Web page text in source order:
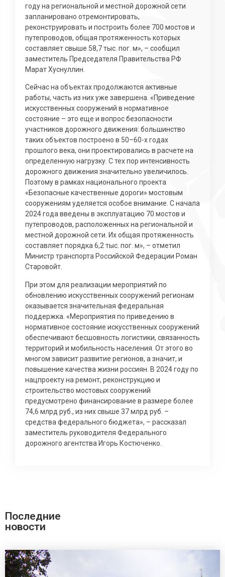
году на региональной и местной дорожной сети
запланировано отремонтировать,
реконструировать и построить более 700 мостов и
путепроводов, общая протяженность которых
составляет свыше 58,7 тыс. пог. м», – сообщил
заместитель Председателя Правительства РФ
Марат Хуснуллин.
Сейчас на объектах продолжаются активные
работы, часть из них уже завершена. «Приведение
искусственных сооружений в нормативное
состояние – это еще и вопрос безопасности
участников дорожного движения: большинство
таких объектов построено в 50–60-х годах
прошлого века, они проектировались в расчете на
определенную нагрузку. С тех пор интенсивность
дорожного движения значительно увеличилось.
Поэтому в рамках национального проекта
«Безопасные качественные дороги» мостовым
сооружениям уделяется особое внимание. С начала
2024 года введены в эксплуатацию 70 мостов и
путепроводов, расположенных на региональной и
местной дорожной сети. Их общая протяженность
составляет порядка 6,2 тыс. пог. м», – отметил
Министр транспорта Российской Федерации Роман
Старовойт.
При этом для реализации мероприятий по
обновлению искусственных сооружений регионам
оказывается значительная федеральная
поддержка. «Мероприятия по приведению в
нормативное состояние искусственных сооружений
обеспечивают бесшовность логистики, связанность
территорий и мобильность населения. От этого во
многом зависит развитие регионов, а значит, и
повышение качества жизни россиян. В 2024 году по
нацпроекту на ремонт, реконструкцию и
строительство мостовых сооружений
предусмотрено финансирование в размере более
74,6 млрд руб., из них свыше 37 млрд руб. –
средства федерального бюджета», – рассказал
заместитель руководителя Федерального
дорожного агентства Игорь Костюченко.
Последние
новости